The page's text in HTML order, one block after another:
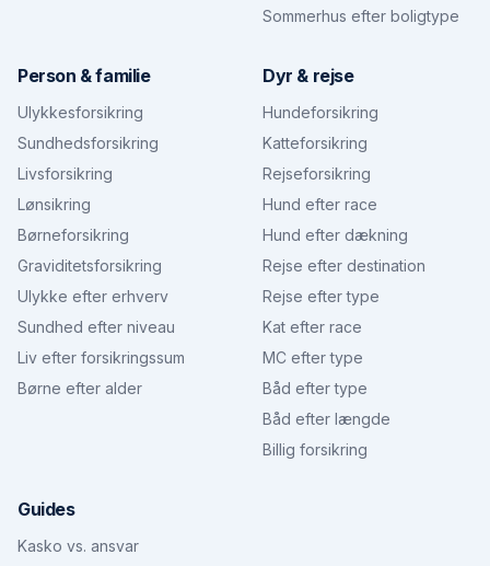
Sommerhus efter boligtype
Person & familie
Ulykkesforsikring
Sundhedsforsikring
Livsforsikring
Lønsikring
Børneforsikring
Graviditetsforsikring
Ulykke efter erhverv
Sundhed efter niveau
Liv efter forsikringssum
Børne efter alder
Dyr & rejse
Hundeforsikring
Katteforsikring
Rejseforsikring
Hund efter race
Hund efter dækning
Rejse efter destination
Rejse efter type
Kat efter race
MC efter type
Båd efter type
Båd efter længde
Billig forsikring
Guides
Kasko vs. ansvar